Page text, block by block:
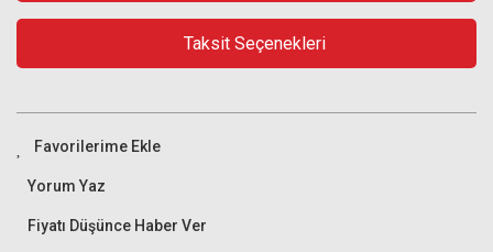
Taksit Seçenekleri
Yorum Yaz
Fiyatı Düşünce Haber Ver